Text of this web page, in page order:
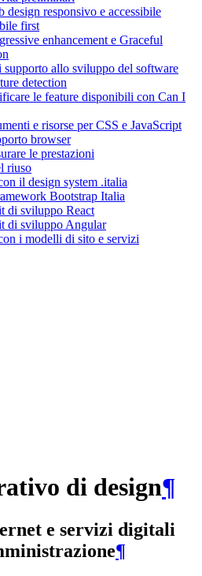
design responsivo e accessibile
first
enhancement e Graceful
supporto allo sviluppo del software
detection
le feature disponibili con Can I
e risorse per CSS e JavaScript
browser
le prestazioni
riuso
il design system .italia
Bootstrap Italia
di sviluppo React
di sviluppo Angular
i modelli di sito e servizi
di design¶
e servizi digitali
¶